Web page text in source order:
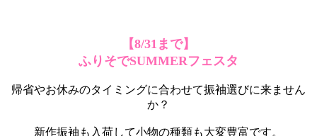
【8/31まで】
ふりそでSUMMERフェスタ
帰省やお休みのタイミングに合わせて振袖選びに来ません
か？
新作振袖も入荷して小物の種類も大変豊富です。